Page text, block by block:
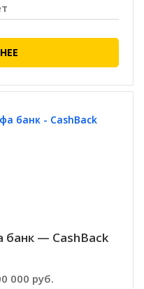
банк — CashBack
000 руб.